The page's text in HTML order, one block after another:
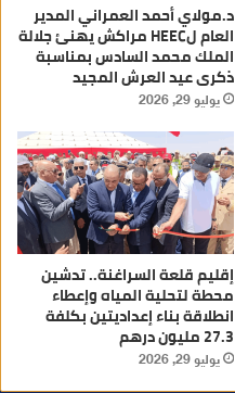
د.مولاي أحمد العمراني المدير
العام لHEEC مراكش يهنئ جلالة
الملك محمد السادس بمناسبة
ذكرى عيد العرش المجيد
يوليو 29, 2026
إقليم قلعة السراغنة.. تدشين
محطة لتحلية المياه وإعطاء
انطلاقة بناء إعداديتين بكلفة
27.3 مليون درهم
يوليو 29, 2026